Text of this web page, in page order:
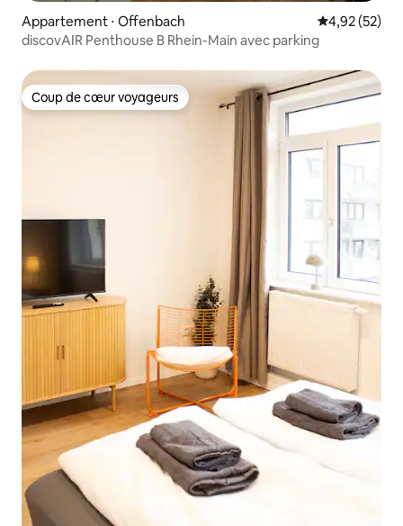
Appartement ⋅ Offenbach Évaluation
4,92 (52)
discovAIR Penthouse B Rhein-Main avec parking
Coup de cœur voyageurs
Coup de cœur voyageurs